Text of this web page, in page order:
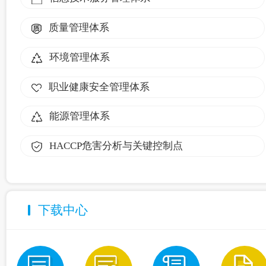
质量管理体系
环境管理体系
职业健康安全管理体系
能源管理体系
HACCP危害分析与关键控制点
下载中心